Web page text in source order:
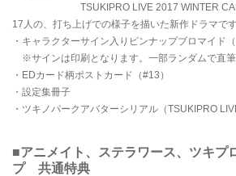
TSUKIPRO LIVE 2017 WINTER
17人の、打ち上げでの様子を描いた新作ドラマで
・キャラクターサイン入りピンナップブロマイド
※サインは印刷となります。一部ランダムで直筆
・EDカード柄ポストカード（#13）
・設定集冊子
・ツキノパークアバターシリアル（TSUKIPRO
■アニメイト、ステラワース、ツキプ
プ 共通特典